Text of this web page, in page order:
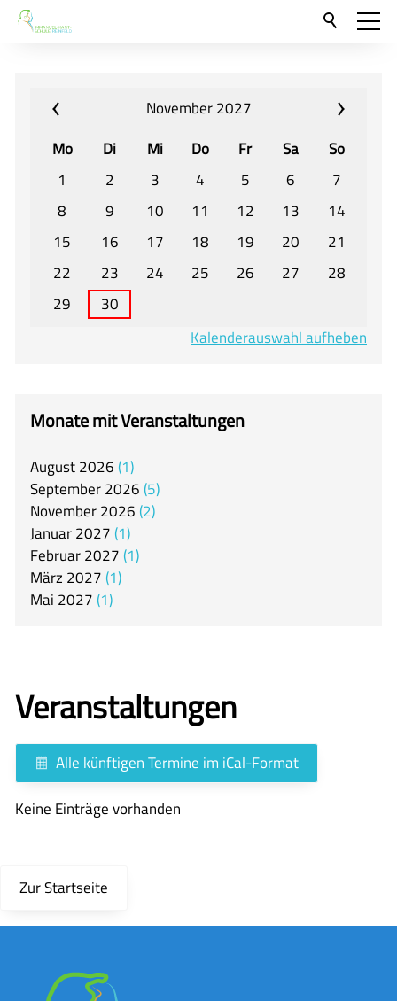
Neu hier?
Für Eltern und Schüler
Willkommen
Veranstaltungen und Termine
Unser Unterricht - Fachcurricula
Unsere Konzepte
Downloads
Unter-, Mittel und Oberstufe
itslearning
Arbeitsgemeinschaften
Mensa
Unsere Schulgemeinschaft
Kontakt
November 2027
Mo
Di Mi Do Fr Sa
So
1
2 3 4 5 6
7
8
9 10 11 12 13
14
15
16 17 18 19 20
21
22
23 24 25 26 27
28
29
30
Kalenderauswahl aufheben
Monate mit Veranstaltungen
August2026 1
September2026 5
November2026 2
Januar2027 1
Februar2027 1
März 2027 1
Mai 2027 1
Veranstaltungen
Alle künftigen Termine im iCal-Format
Keine Einträge vorhanden
Zur Startseite